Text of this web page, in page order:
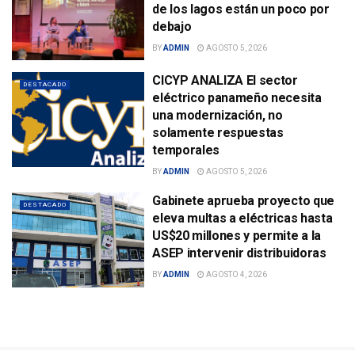
de los lagos están un poco por
debajo
BYADMIN AGOSTO 5, 2026
DESTACADO
CICYP ANALIZA El sector
eléctrico panameño necesita
una modernización, no
solamente respuestas
temporales
BYADMIN AGOSTO 5, 2026
DESTACADO
Gabinete aprueba proyecto que
eleva multas a eléctricas hasta
US$20 millones y permite a la
ASEP intervenir distribuidoras
BYADMIN AGOSTO 4, 2026